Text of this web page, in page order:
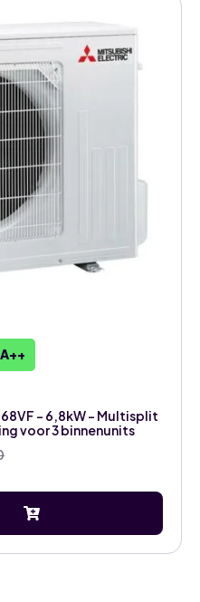
– 6,8kW – Multisplit
voor 3 binnenunits